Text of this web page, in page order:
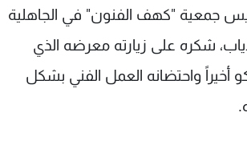
جمعية "كهف الفنون" في الجاهلية
شكره على زيارته معرضه الذي
أخيراً واحتضانه العمل الفني بشكل